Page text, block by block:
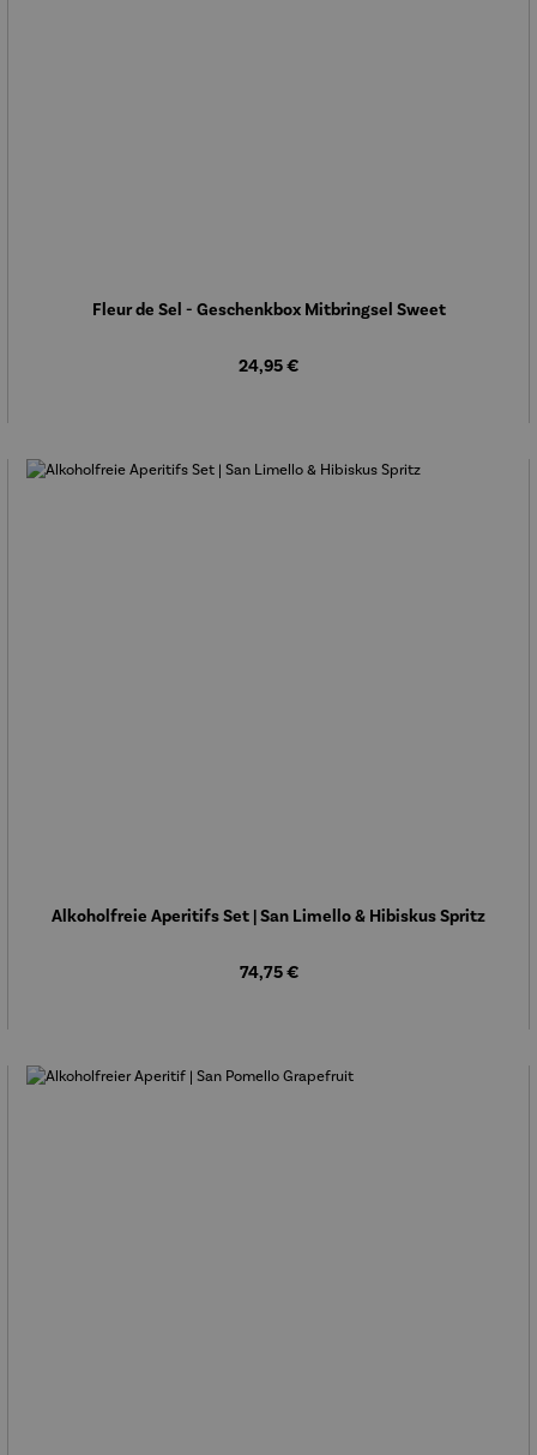
Fleur de Sel - Geschenkbox Mitbringsel Sweet
Regulärer Preis:
24,95 €
Alkoholfreie Aperitifs Set | San Limello & Hibiskus Spritz
Regulärer Preis:
74,75 €